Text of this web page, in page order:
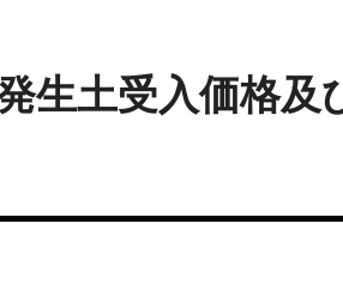
生土受入価格